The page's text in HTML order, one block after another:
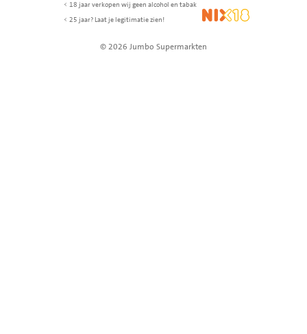
< 18 jaar verkopen wij geen alcohol en tabak
< 25 jaar? Laat je legitimatie zien!
NIX18
© 2026 Jumbo Supermarkten